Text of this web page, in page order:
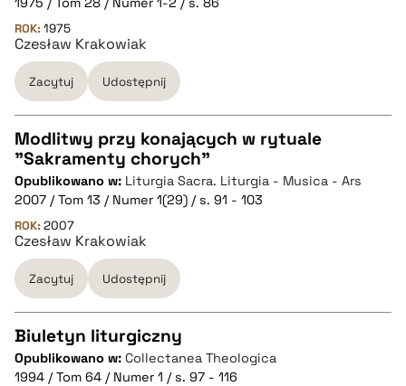
pobierz cytat
BIBTEX
pobierz cytat
ROK: 1975
Czesław Krakowiak
Zacytuj Udostępnij
CZYSTY TEKST
pobierz cytat
BIBTEX
pobierz cytat
Modlitwy przy konających w rytuale
"Sakramenty chorych"
Opublikowano w: Liturgia Sacra. Liturgia - Musica - Ars
2007 / Tom 13 / Numer 1(29) / s. 91 - 103
ROK: 2007
Czesław Krakowiak
Zacytuj Udostępnij
CZYSTY TEKST
Biuletyn liturgiczny
Opublikowano w: Collectanea Theologica
1994 / Tom 64 / Numer 1 / s. 97 - 116